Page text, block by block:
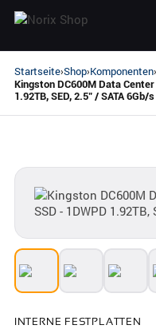
Startseite›Shop›Komponenten›
Kingston DC600M Data
1.92TB, SED, 2.5" / SATA 6Gb/s
INTERNE FESTPLATTEN